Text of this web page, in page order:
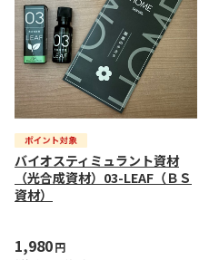
バイオスティミュラント資材
（光合成資材）03-LEAF（ＢＳ
資材）
1,980円